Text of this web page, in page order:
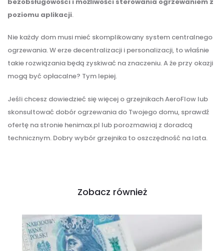
poziomu aplikacji.
Nie każdy dom musi mieć skomplikowany system centralnego
ogrzewania. W erze decentralizacji i personalizacji, to właśnie
takie rozwiązania będą zyskiwać na znaczeniu. A że przy okazji
mogą być opłacalne? Tym lepiej.
Jeśli chcesz dowiedzieć się więcej o grzejnikach AeroFlow lub
skonsultować dobór ogrzewania do Twojego domu, sprawdź
ofertę na stronie henimax.pl lub porozmawiaj z doradcą
technicznym. Dobry wybór grzejnika to oszczędność na lata.
Zobacz również